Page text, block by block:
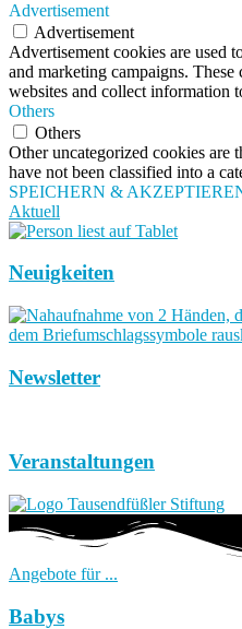
Advertisement
Advertisement
Advertisement cookies are used
and marketing campaigns.
websites and collect information
Others
Others
Other uncategorized cookies are
have not been classified into a
SPEICHERN &
Aktuell
Neuigkeiten
Newsletter
Veranstaltungen
Angebote für ...
Babys